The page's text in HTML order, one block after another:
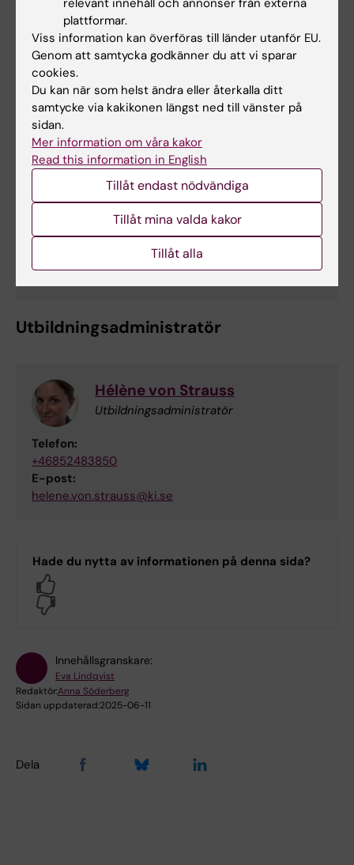
+46852483877
E-post:
camilla.malinowsky@ki.se
Utbildningshandläggare
Anna Söderberg
Utbildningshandläggare
+46852483846
anna.soderberg@ki.se
Utbildningsadministratör
Hélène von Strauss
Utbildningsadministratör
Telefon:
+46852483850
E-post:
helene.von.strauss@ki.se
Hade du nytta av informationen på denna sida?
Innehållsgranskare:
Eva Lindqvist
Redaktör:Anna Söderberg
Sidan uppdaterad:2025-06-11
Dela
plattformar.
Viss information kan överföras till länder utanför EU.
Genom att samtycka godkänner du att vi sparar
cookies.
Du kan när som helst ändra eller återkalla ditt
samtycke via kakikonen längst ned till vänster på
sidan.
Mer information om våra kakor
Read this information in English
Tillåt endast nödvändiga
Tillåt mina valda kakor
Tillåt alla